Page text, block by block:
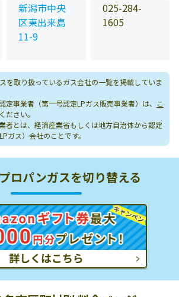
新潟市中央
区東出来島
11-9
025-284-
1605
を取り扱っているガス会社の一覧を掲載していま
定事業者（第一号認定LPガス販売事業者）は、
こ
ださい。
者とは、経済産業省もしくは地方自治体から認定
ガス）会社のことです。
ロパンガスを切り替える